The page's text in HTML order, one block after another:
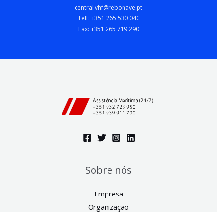
central.vhf@rebonave.pt
Telf: +351 265 530 040
Fax: +351 265 719 290
Sobre nós
Empresa
Organização